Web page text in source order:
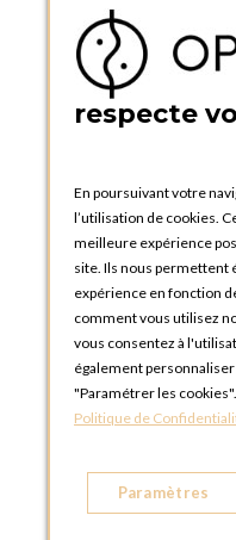
Catalogues
13
BOUTIQUE
respecte
En poursuivant votre
l’utilisation de cookies.
meilleure expérience
site. Ils nous permettent
expérience en fonction
comment vous utilisez
vous consentez à
également
"Paramétrer les
Politique de
Paramètres